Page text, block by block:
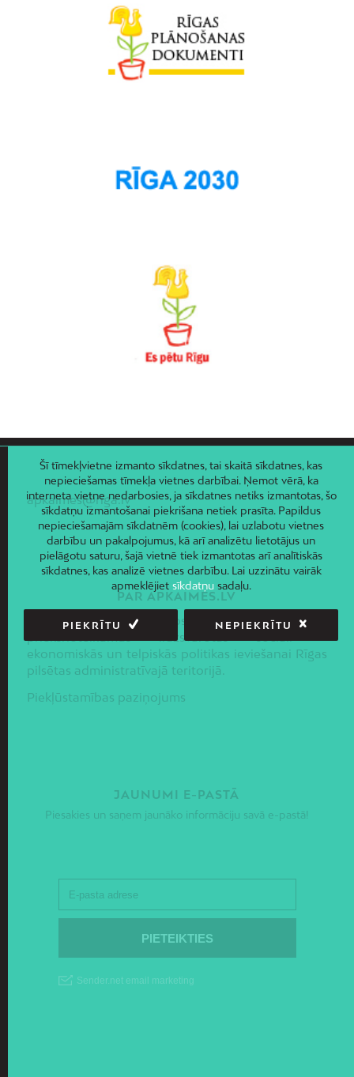
Sarkandaugava
Zolitūde
apkaimes@riga.lv
PAR APKAIMES.LV
Projekta mērķis ir nosakot apkaimes, radīt
priekšnoteikumus līdzsvarotas sociāli –
ekonomiskās un telpiskās politikas ieviešanai Rīgas
pilsētas administratīvajā teritorijā.
Piekļūstamības paziņojums
JAUNUMI E-PASTĀ
Piesakies un saņem jaunāko informāciju savā e-pastā!
Šī tīmekļvietne izmanto sīkdatnes, tai skaitā sīkdatnes, kas
nepieciešamas tīmekļa vietnes darbībai. Ņemot vērā, ka
interneta vietne nedarbosies, ja sīkdatnes netiks izmantotas, šo
sīkdatņu izmantošanai piekrišana netiek prasīta. Papildus
nepieciešamajām sīkdatnēm (cookies), lai uzlabotu vietnes
darbību un pakalpojumus, kā arī analizētu lietotājus un
pielāgotu saturu, šajā vietnē tiek izmantotas arī analītiskās
sīkdatnes, kas analizē vietnes darbību. Lai uzzinātu vairāk
apmeklējiet sīkdatņusadaļu.
PIEKRĪTU NEPIEKRĪTU